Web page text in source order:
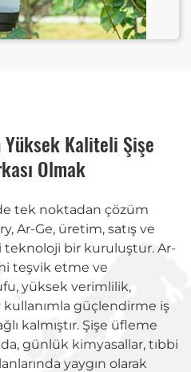
Yüksek Kaliteli Şişe
Olmak
tek noktadan çözüm
Ar-Ge, üretim, satış ve
teknoloji bir kuruluştur. Ar-
teşvik etme ve
yüksek verimlilik,
kullanımla güçlendirme iş
kalmıştır. Şişe üfleme
günlük kimyasallar, tıbbi
yaygın olarak